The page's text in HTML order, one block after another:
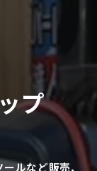
プ
ルなど販売、